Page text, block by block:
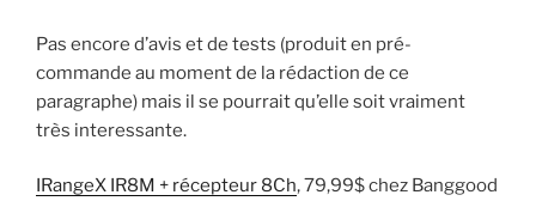
Pas encore d’avis et de tests (produit en pré-
commande au moment de la rédaction de ce
paragraphe) mais il se pourrait qu’elle soit vraiment
très interessante.
IRangeX IR8M + récepteur 8Ch, 79,99$ chez Banggood